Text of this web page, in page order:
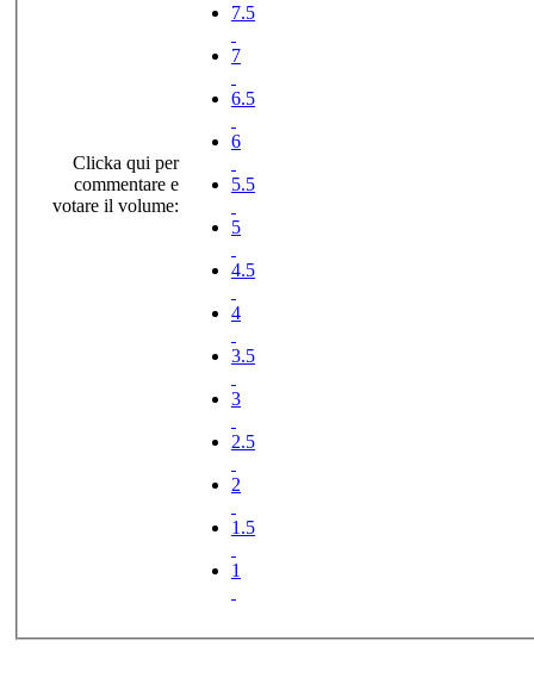
Clicka qui per
commentare e
votare il volume:
7.5
7
6.5
6
5.5
5
4.5
4
3.5
3
2.5
2
1.5
1